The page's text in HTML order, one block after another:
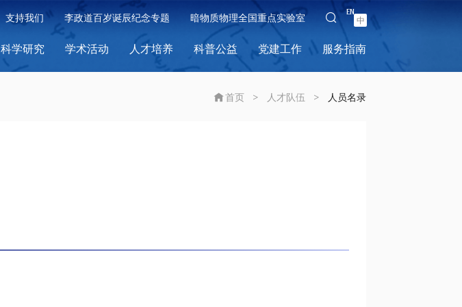
支持我们 李政道百岁诞辰纪念专题 暗物质物理全国重点实验室 中
EN
科学研究 学术活动 人才培养 科普公益 党建工作 服务指南
首页 > 人才队伍 > 人员名录